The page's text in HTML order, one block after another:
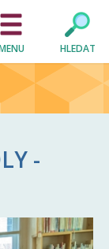
HLEDAT
-